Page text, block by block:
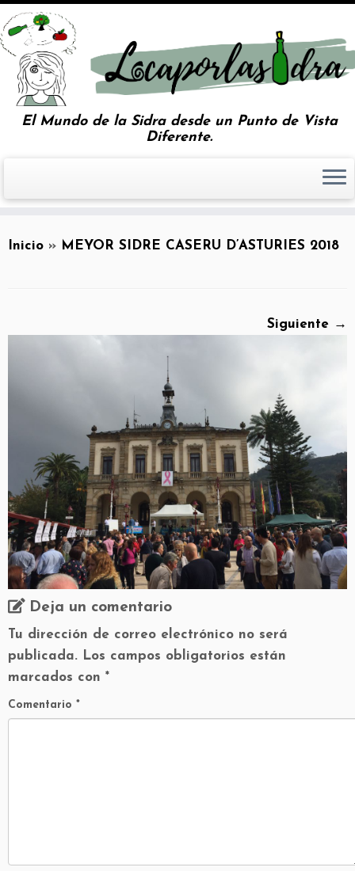
El Mundo de la Sidra desde un Punto de Vista
Diferente.
Inicio » MEYOR SIDRE CASERU D’ASTURIES 2018
Siguiente →
Deja un comentario
Tu dirección de correo electrónico no será
publicada. Los campos obligatorios están
marcados con *
Comentario *